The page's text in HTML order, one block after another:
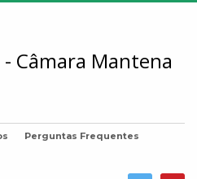
Perguntas Frequentes